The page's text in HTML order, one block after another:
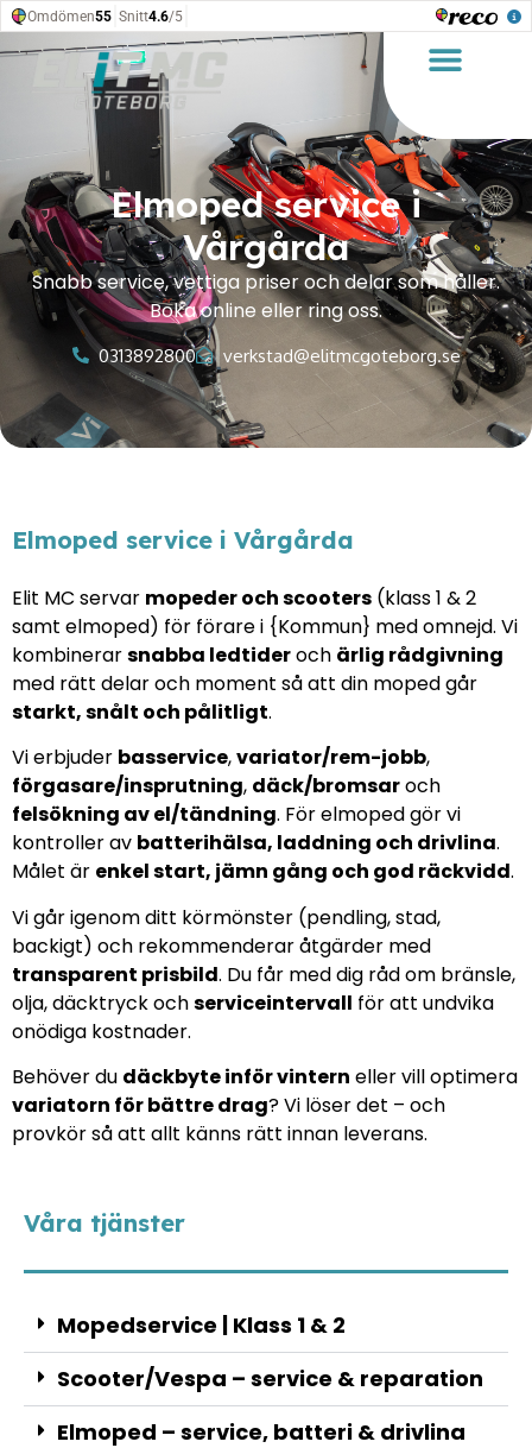
Elmoped service i
Vårgårda
Snabb service, vettiga priser och delar som håller.
Boka online eller ring oss.
0313892800 verkstad@elitmcgoteborg.se
Elmoped service i Vårgårda
Elit MC servar mopeder och scooters (klass 1 & 2
samt elmoped) för förare i {Kommun} med omnejd. Vi
kombinerarsnabba ledtideroch ärlig rådgivning
med rätt delar och moment så att din moped går
starkt, snålt och pålitligt.
Vi erbjuder basservice,variator/rem-jobb,
förgasare/insprutning, däck/bromsaroch
felsökning av el/tändning. För elmoped gör vi
kontroller av batterihälsa, laddning och drivlina.
Målet är enkel start, jämn gång och god räckvidd.
Vi går igenom ditt körmönster (pendling, stad,
backigt) och rekommenderar åtgärder med
transparent prisbild. Du får med dig råd om bränsle,
olja, däcktryck ochserviceintervall för att undvika
onödiga kostnader.
Behöver du däckbyte inför vintern eller vill optimera
variatorn för bättre drag? Vi löser det – och
provkör så att allt känns rätt innan leverans.
Våra tjänster
Mopedservice | Klass 1 & 2
Scooter/Vespa – service & reparation
Elmoped – service, batteri & drivlina